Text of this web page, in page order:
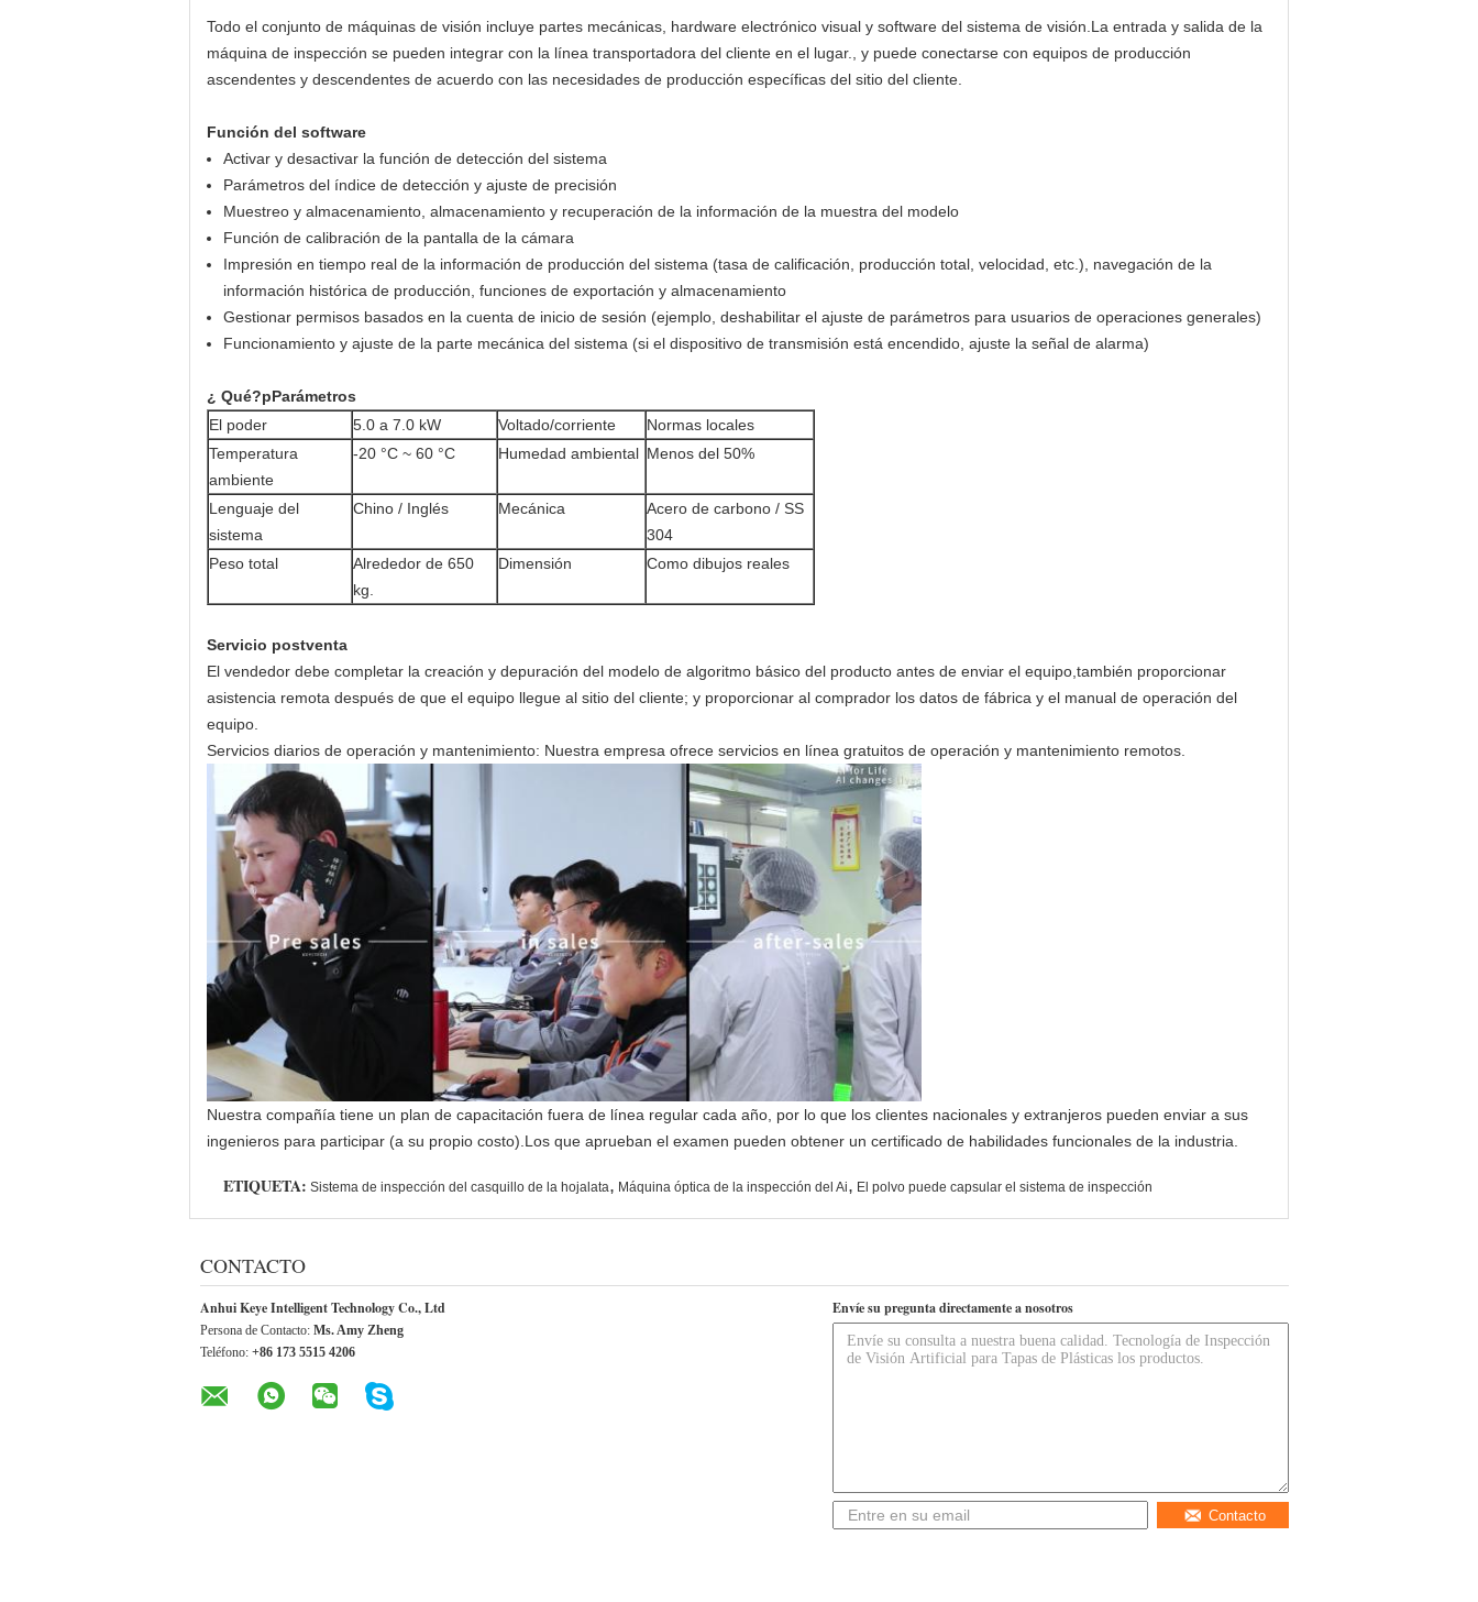
Todo el conjunto de máquinas de visión incluye partes mecánicas, hardware electrónico visual y software del sistema de visión.La entrada y salida de la
máquina de inspección se pueden integrar con la línea transportadora del cliente en el lugar., y puede conectarse con equipos de producción
ascendentes y descendentes de acuerdo con las necesidades de producción específicas del sitio del cliente.
Función del software
Activar y desactivar la función de detección del sistema
Parámetros del índice de detección y ajuste de precisión
Muestreo y almacenamiento, almacenamiento y recuperación de la información de la muestra del modelo
Función de calibración de la pantalla de la cámara
Impresión en tiempo real de la información de producción del sistema (tasa de calificación, producción total, velocidad, etc.), navegación de la
información histórica de producción, funciones de exportación y almacenamiento
Gestionar permisos basados en la cuenta de inicio de sesión (ejemplo, deshabilitar el ajuste de parámetros para usuarios de operaciones generales)
Funcionamiento y ajuste de la parte mecánica del sistema (si el dispositivo de transmisión está encendido, ajuste la señal de alarma)
¿ Qué?pParámetros
El poder
5.0 a 7.0 kW Voltado/corriente
Normas locales
Temperatura
ambiente
-20 °C ~ 60 °C Humedad ambiental Menos del 50%
Lenguaje del
sistema
Chino / Inglés Mecánica
Acero de carbono / SS
304
Peso total
Alrededor de 650
kg.
Dimensión Como dibujos reales
Servicio postventa
El vendedor debe completar la creación y depuración del modelo de algoritmo básico del producto antes de enviar el equipo,también proporcionar
asistencia remota después de que el equipo llegue al sitio del cliente; y proporcionar al comprador los datos de fábrica y el manual de operación del
equipo.
Servicios diarios de operación y mantenimiento: Nuestra empresa ofrece servicios en línea gratuitos de operación y mantenimiento remotos.
Nuestra compañía tiene un plan de capacitación fuera de línea regular cada año, por lo que los clientes nacionales y extranjeros pueden enviar a sus
ingenieros para participar (a su propio costo).Los que aprueban el examen pueden obtener un certificado de habilidades funcionales de la industria.
ETIQUETA: Sistema de inspección del casquillo de la hojalata, Máquina óptica de la inspección del Ai, El polvo puede capsular el sistema de inspección
CONTACTO
Anhui Keye Intelligent Technology Co., Ltd
Persona de Contacto: Ms. Amy Zheng
Teléfono: +86 173 5515 4206
Envíe su pregunta directamente a nosotros
Contacto